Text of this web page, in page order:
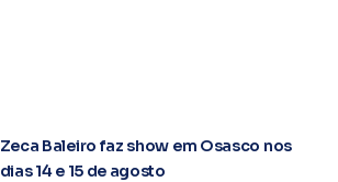
Zeca Baleiro faz show em Osasco nos
dias 14 e 15 de agosto